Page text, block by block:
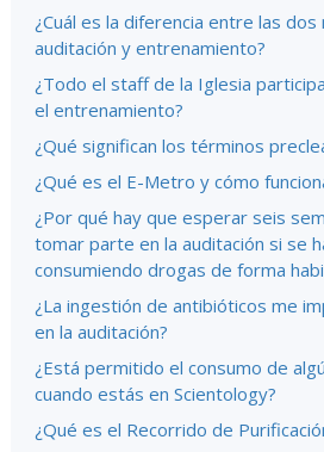
¿Cuál es la diferencia entre las
auditación y entrenamiento?
¿Todo el staff de la Iglesia
el entrenamiento?
¿Qué significan los términos
¿Qué es el E-Metro y cómo
¿Por qué hay que esperar seis
tomar parte en la auditación si se
consumiendo drogas de forma
¿La ingestión de antibióticos me
en la auditación?
¿Está permitido el consumo de
cuando estás en Scientology?
¿Qué es el Recorrido de